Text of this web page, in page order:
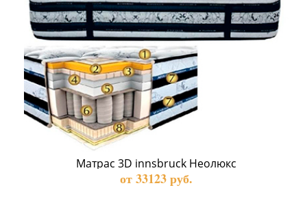
Матрас 3D innsbruck Неолюкс
от 33123 руб.